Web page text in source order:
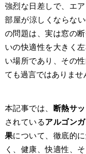
強烈な日差しで、エ
部屋が涼しくならな
の問題は、実は窓の
いの快適性を大きく
い場所であり、その
ても過言ではありませ
本記事では、 断熱サ
されているアルゴン
果について、徹底的
く、健康、快適性、